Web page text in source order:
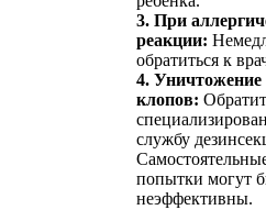
3. При
реакции:
обратиться к
4. Уничтожение
клопов:
службу
попытки могут
неэффективны.